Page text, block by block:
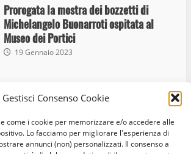
Gestisci Consenso Cookie
come i cookie per memorizzare e/o accedere alle
Lo facciamo per migliorare l'esperienza di
annunci (non) personalizzati. Il consenso a
Prorogata la mostra dei bozzetti di
Michelangelo Buonarroti ospitata al
Museo dei Portici
19 Gennaio 2023
Trasporto pubblico locale, trasferimento
capolinea al terminal Riello dal 15 al 17
giugno
15 Giugno 2023